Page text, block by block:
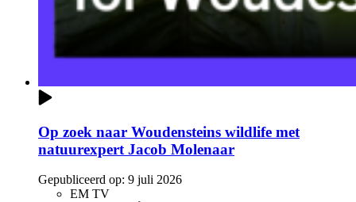
Op zoek naar Woudensteins wildlife met
natuurexpert Jacob Molenaar
Gepubliceerd op: 9 juli 2026
EM TV